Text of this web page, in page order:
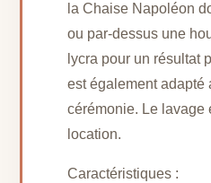
la Chaise Napoléon
ou par-dessus une
lycra pour un résultat
est également adapté
cérémonie. Le lavage
location.
Caractéristiques :